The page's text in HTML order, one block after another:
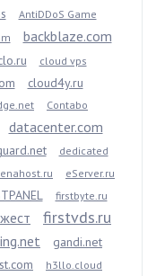
AntiDDoS Game
backblaze.com
cloud vps
cloud4y.ru
Contabo
datacenter.com
dedicated
eServer.ru
firstbyte.ru
firstvds.ru
gandi.net
h3llo.cloud